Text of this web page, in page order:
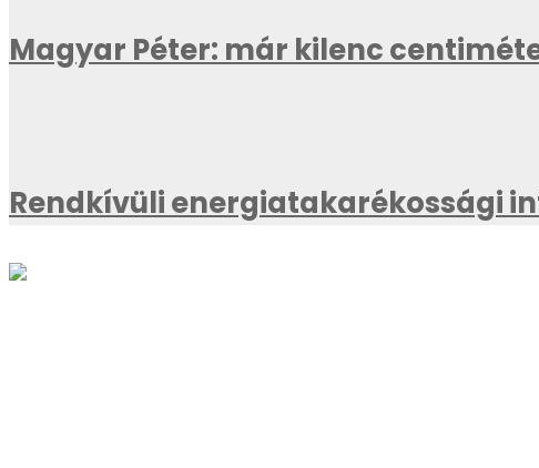
Magyar Péter: már kilenc
Rendkívüli energiatakarékossági